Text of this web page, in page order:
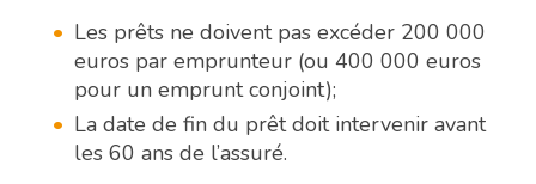
Les prêts ne doivent pas excéder 200 000
euros par emprunteur (ou 400 000 euros
pour un emprunt conjoint);
La date de fin du prêt doit intervenir avant
les 60 ans de l’assuré.